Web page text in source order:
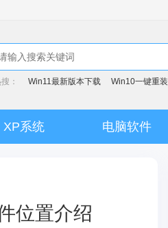
： Win11最新版本下载 Win10一键重装
XP系统 电脑软件
位置介绍